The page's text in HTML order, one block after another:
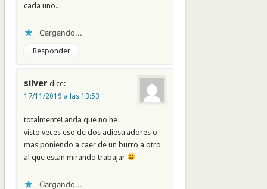
cada uno..
Cargando...
Responder
silver dice:
17/11/2019 a las 13:53
totalmente! anda que no he
visto veces eso de dos adiestradores o
mas poniendo a caer de un burro a otro
al que estan mirando trabajar
Cargando...